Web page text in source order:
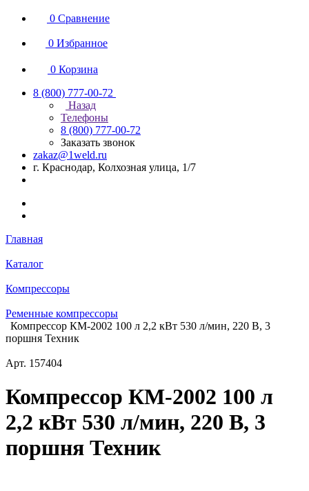
0 Сравнение
0 Избранное
0 Корзина
8 (800) 777-00-72
Назад
Телефоны
8 (800) 777-00-72
Заказать звонок
zakaz@1weld.ru
г. Краснодар, Колхозная улица, 1/7
Главная
Каталог
Компрессоры
Ременные компрессоры
Компрессор КМ-2002 100 л 2,2 кВт 530 л/мин, 220 В, 3
поршня Техник
Арт. 157404
Компрессор КМ-2002 100 л
2,2 кВт 530 л/мин, 220 В, 3
поршня Техник